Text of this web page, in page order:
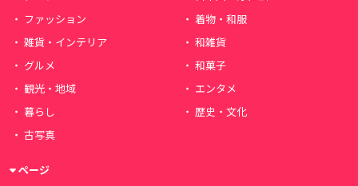
ファッション
着物・和服
雑貨・インテリア
和雑貨
グルメ
和菓子
観光・地域
エンタメ
暮らし
歴史・文化
古写真
ページ